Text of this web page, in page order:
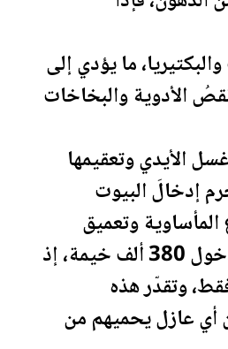
ما يؤدي إلى
الأدوية والبخاخات
الأيدي وتعقيمها
إدخالَ البيوت
المأساوية وتعميق
آثارها. وفي هذا السياق، تكذب سلطاتُ الاحتلال حين تدّعي السماح بدخول 380 ألف خيمة، إذ
وتقدّر هذه
أي عازل يحميهم من